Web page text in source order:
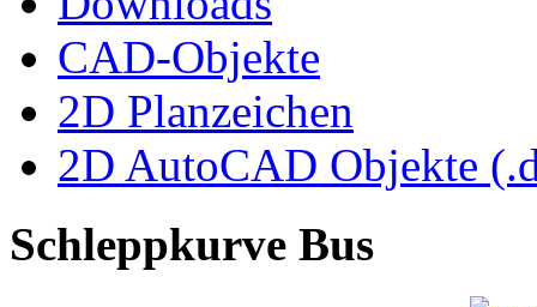
CAD-Objekte
2D Planzeichen
2D AutoCAD Objekte
Schleppkurve Bus